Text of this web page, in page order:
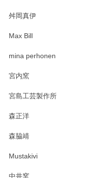
おかけしました。 ありがとう
舛岡真伊
Max Bill
mina perhonen
宮内窯
宮島工芸製作所
森正洋
森脇靖
Mustakivi
中井窯